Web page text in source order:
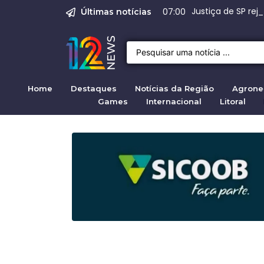
Últimas notícias 07:00 Justiça de SP
Emprego em
Empregos em
Crise migratória
Home Destaques Notícias da Região
Games
Internacional Litoral